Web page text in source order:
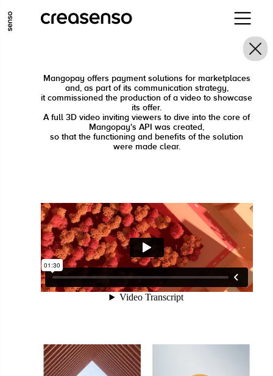
ALLER AU CONTENU PRINCIPAL
Mangopay offers payment solutions for marketplaces
and, as part of its communication strategy,
it commissioned the production of a video to showcase
its offer.
A full 3D video inviting viewers to dive into the core of
Mangopay's API was created,
so that the functioning and benefits of the solution
were made clear.